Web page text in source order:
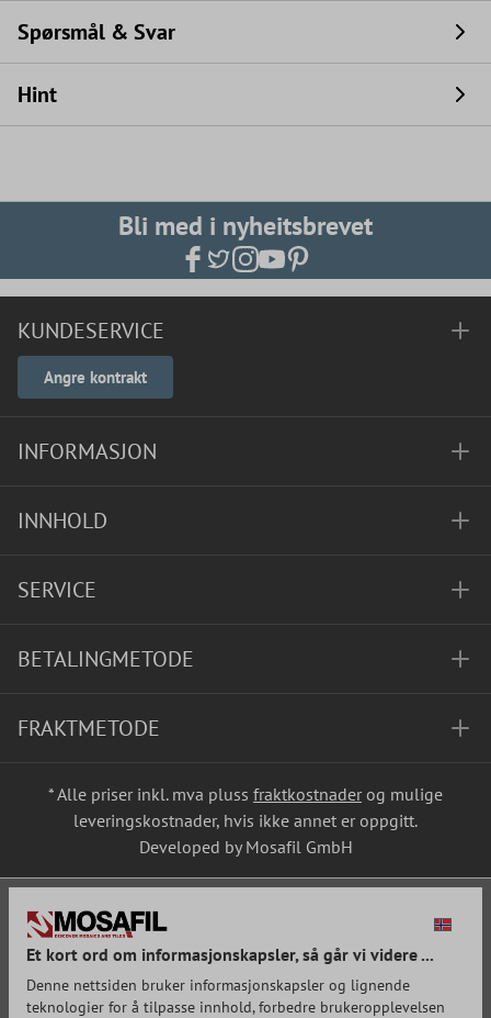
Spørsmål & Svar
Hint
Bli med i nyheitsbrevet
KUNDESERVICE
Angre kontrakt
INFORMASJON
INNHOLD
SERVICE
BETALINGMETODE
FRAKTMETODE
* Alle priser inkl. mva pluss fraktkostnader og mulige
leveringskostnader, hvis ikke annet er oppgitt.
Developed by Mosafil GmbH
Et kort ord om informasjonskapsler, så går vi videre ...
Denne nettsiden bruker informasjonskapsler og lignende
teknologier for å tilpasse innhold, forbedre brukeropplevelsen